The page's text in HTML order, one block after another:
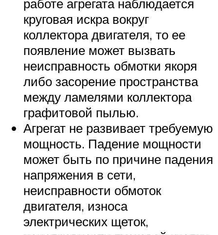
работе агрегата наблюдается
круговая искра вокруг
коллектора двигателя, то ее
появление может вызвать
неисправность обмотки якоря
либо засорение пространства
между ламелями коллектора
графитовой пылью.
Агрегат не развивает требуемую
мощность. Падение мощности
может быть по причине падения
напряжения в сети,
неисправности обмоток
двигателя, износа
электрических щеток,